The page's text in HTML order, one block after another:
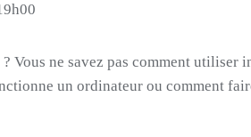
Vous ne savez pas comment utiliser
un ordinateur ou comment